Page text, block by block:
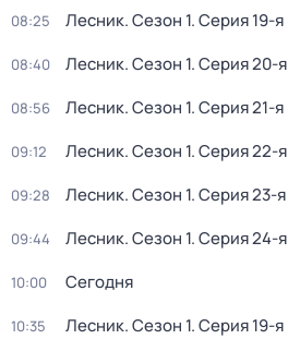
08:25 Лесник. Сезон 1. Серия 19-я
08:40 Лесник. Сезон 1. Серия 20-я
08:56 Лесник. Сезон 1. Серия 21-я
09:12 Лесник. Сезон 1. Серия 22-я
09:28 Лесник. Сезон 1. Серия 23-я
09:44 Лесник. Сезон 1. Серия 24-я
10:00 Сегодня
10:35 Лесник. Сезон 1. Серия 19-я